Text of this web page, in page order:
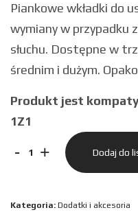
Piankowe wkładki do
wymiany w przypadku
słuchu. Dostępne w
średnim i dużym.
Produkt jest
1Z1
-
(duże)
+ Dodaj do
Kategoria: Dodatki i akcesoria